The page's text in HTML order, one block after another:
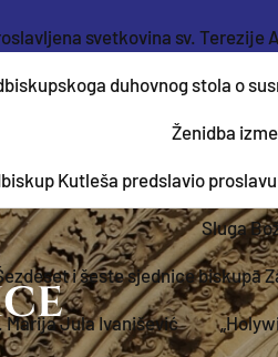
svetkovina sv. Terezije
duhovnog stola o
Ženidba
Kutleša predslavio
Sluga
i šeste sjednice biskupā
Marija Jula Ivanišević